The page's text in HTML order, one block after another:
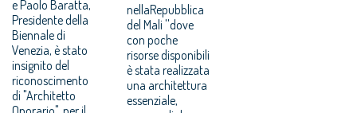
e Paolo Baratta,
Presidente della
Biennale di
Venezia, è stato
insignito del
riconoscimento
di "Architetto
nellaRepubblica
del Mali ''dove
con poche
risorse disponibili
è stata realizzata
una architettura
essenziale,